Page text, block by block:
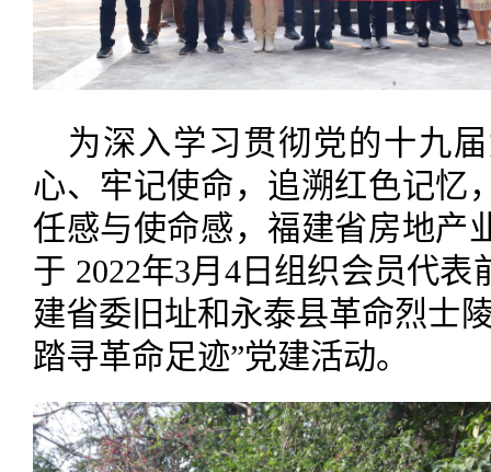
为深入学习贯彻党的十九
心、牢记使命，追溯红色记忆
任感与使命感，福建省房地产
于 2022年3月4日组织会员代
建省委旧址和永泰县革命烈士
踏寻革命足迹”党建活动。